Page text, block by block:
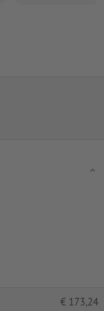
€ 173,24